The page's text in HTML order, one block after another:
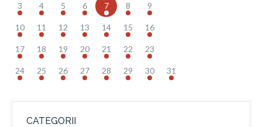
3 4 5 6 7 8 9
10 11 12 13 14 15 16
17 18 19 20 21 22 23
24 25 26 27 28 29 30 31
CATEGORII